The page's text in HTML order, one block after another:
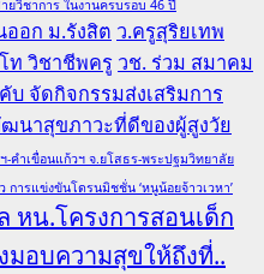
วิชาการ ในงานครบรอบ 46 ปี
อก ม.รังสิต ว.ครูสุริยเทพ
ท วิชาชีพครู วช. ร่วม สมาคม
บ จัดกิจกรรมส่งเสริมการ
นาสุขภาวะที่ดีของผู้สูงวัย
-คำเขื่อนแก้วฯ จ.ยโสธร-พระปฐมวิทยาลัย
ารแข่งขันโดรนมิชชั่น ‘หนูน้อยจ้าวเวหา’
น.โครงการสอนเด็ก
มอบความสุขให้ถึงที่..